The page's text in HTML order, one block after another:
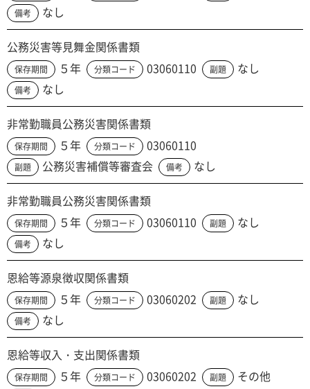
備考 なし
公務災害等見舞金関係書類
保存期間 ５年 分類コード 03060110 副題 なし
備考 なし
非常勤職員公務災害関係書類
保存期間 ５年 分類コード 03060110
副題 公務災害補償等審査会 備考 なし
非常勤職員公務災害関係書類
保存期間 ５年 分類コード 03060110 副題 なし
備考 なし
恩給等源泉徴収関係書類
保存期間 ５年 分類コード 03060202 副題 なし
備考 なし
恩給等収入・支出関係書類
保存期間 ５年 分類コード 03060202 副題 その他